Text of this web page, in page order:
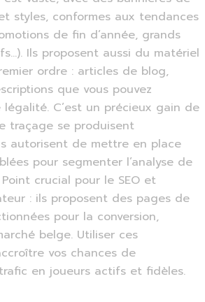
styles, conformes aux tendances
de fin d’année, grands
Ils proposent aussi du matériel
ordre : articles de blog,
que vous pouvez
C’est un précieux gain de
traçage se produisent
autorisent de mettre en place
pour segmenter l’analyse de
crucial pour le SEO et
: ils proposent des pages de
pour la conversion,
belge. Utiliser ces
vos chances de
en joueurs actifs et fidèles.